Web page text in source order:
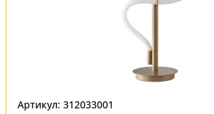
Артикул: 312033001